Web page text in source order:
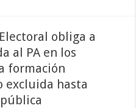
obliga a
al PA en los
formación
excluida hasta